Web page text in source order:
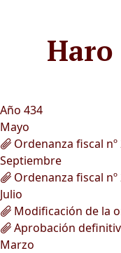
Haro
Año 434
Mayo
Ordenanza fiscal
Septiembre
Ordenanza fiscal nº
Julio
Modificación de la
Aprobación
Marzo